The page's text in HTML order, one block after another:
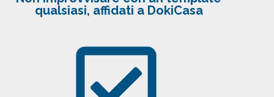
qualsiasi, affidati a DokiCasa